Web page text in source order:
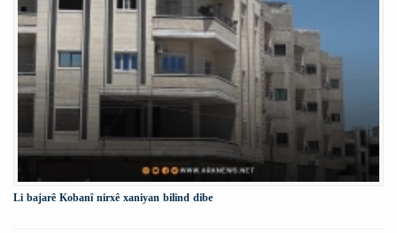
Li bajarê Kobanî nirxê xaniyan bilind dibe